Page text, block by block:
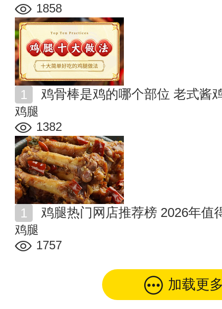
1858
鸡骨棒是鸡的哪个部位 老式酱
鸡腿
1382
鸡腿热门网店推荐榜 2026年值
鸡腿
1757
加载更